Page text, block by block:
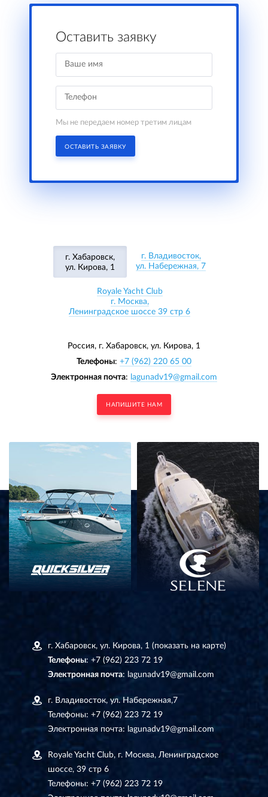
Оставить заявку
Мы не передаем номер третим лицам
ОСТАВИТЬ ЗАЯВКУ
г. Хабаровск,
ул. Кирова, 1
г. Владивосток,
ул. Набережная, 7
Royale Yacht Club
г. Москва,
Ленинградское шоссе 39 стр 6
Россия, г. Хабаровск, ул. Кирова, 1
Телефоны: +7 (962) 220 65 00
Электронная почта: lagunadv19@gmail.com
НАПИШИТЕ НАМ
г. Хабаровск, ул. Кирова, 1 (показать на карте)
Телефоны: +7 (962) 223 72 19
Электронная почта: lagunadv19@gmail.com
г. Владивосток, ул. Набережная,7
Телефоны: +7 (962) 223 72 19
Электронная почта: lagunadv19@gmail.com
Royale Yacht Club, г. Москва, Ленинградское
шоссе, 39 стр 6
Телефоны: +7 (962) 223 72 19